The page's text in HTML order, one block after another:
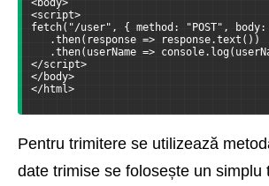
<body>
<script>
fetch("/user", { method: "POST", body:
.then(response => response.text())
.then(userName =>
</script>
</body>
</html>
Pentru trimitere se utilizează
date trimise se folosește un simplu